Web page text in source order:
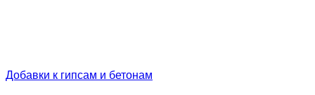
Добавки к гипсам и бетонам